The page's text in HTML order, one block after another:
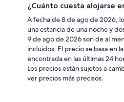
¿Cuánto cuesta alojarse
A fecha de 8 de ago de 2026,
una estancia de una noche y
9 de ago de 2026 son de al
incluidos. El precio se basa en
encontrada en las últimas 24
Los precios están sujetos a
ver precios más precisos.